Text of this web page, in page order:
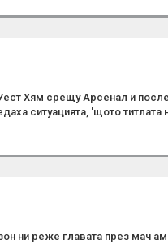
Хям срещу Арсенал и
ситуацията, 'щото титлата
ни реже главата през мач